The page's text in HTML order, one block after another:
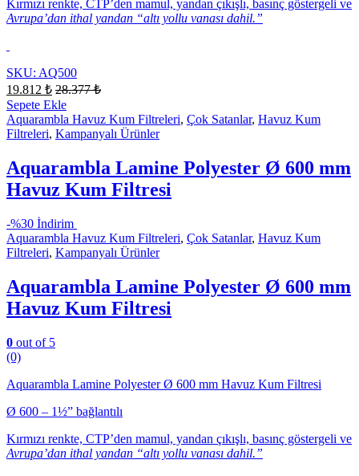
Kırmızı renkte, CTP’den mamul, yandan çıkışlı, basınç göstergeli ve
Avrupa’dan ithal yandan “altı yollu vanası dahil.”
SKU: AQ500
19.812 ₺ 28.377₺
Sepete Ekle
Aquarambla Havuz Kum Filtreleri, Çok Satanlar, Havuz Kum
Filtreleri, Kampanyalı Ürünler
Aquarambla Lamine Polyester Ø 600 mm
Havuz Kum Filtresi
-%30 İndirim
Aquarambla Havuz Kum Filtreleri, Çok Satanlar, Havuz Kum
Filtreleri, Kampanyalı Ürünler
Aquarambla Lamine Polyester Ø 600 mm
Havuz Kum Filtresi
0 out of 5
(0)
Aquarambla Lamine Polyester Ø 600 mm Havuz Kum Filtresi
Ø 600 – 1½” bağlantılı
Kırmızı renkte, CTP’den mamul, yandan çıkışlı, basınç göstergeli ve
Avrupa’dan ithal yandan “altı yollu vanası dahil.”